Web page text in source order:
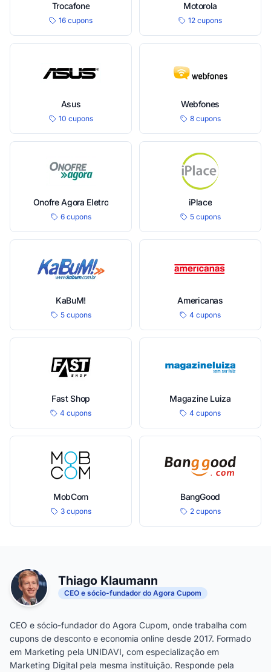
Trocafone
16 cupons
Motorola
12 cupons
Asus
10 cupons
Webfones
8 cupons
Onofre Agora Eletro
6 cupons
iPlace
5 cupons
KaBuM!
5 cupons
Americanas
4 cupons
Fast Shop
4 cupons
Magazine Luiza
4 cupons
MobCom
3 cupons
BangGood
2 cupons
Thiago Klaumann
CEO e sócio-fundador do Agora Cupom
CEO e sócio-fundador do Agora Cupom, onde trabalha com
cupons de desconto e economia online desde 2017. Formado
em Marketing pela UNIDAVI, com especialização em
Marketing Digital pela mesma instituição. Responde pela